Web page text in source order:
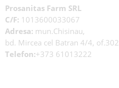
Prosanitas Farm SRL
C/F: 1013600033067
Adresa: mun.Chisinau,
bd. Mircea cel Batran 4/4, of.302
Telefon:+373 61013222